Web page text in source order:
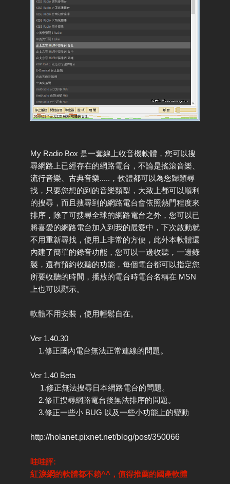
My Radio Box 是一套線上收音機軟體，您可以搜
尋網路上已經存在的網路電台，不論是搖滾音樂、
流行音樂、古典音樂.....，軟體都可以為您歸類尋
找，只要您想的到的音樂類型，大致上都可以順利
的搜尋，而且搜尋到的網路電台會依照熱門程度來
排序，除了可搜尋全球的網路電台之外，您可以已
將喜愛的網路電台加入到我的最愛中，下次啟動就
不用重新尋找，使用上非常的方便，此外本軟體還
內建了簡單的錄音功能，您可以一邊收聽，一邊錄
製，還有預約收聽的功能，每個電台都可以指定您
所要收聽的時間，播放的電台時電台名稱在 MSN
上也可以顯示。
軟體不用安裝，使用輕鬆自在。
Ver 1.40.30
1.修正國內電台無法正常連線的問題。
Ver 1.40 Beta
1.修正無法搜尋日本網路電台的問題。
2.修正搜尋網路電台後無法排序的問題。
3.修正一些小 BUG 以及一些小功能上的變動
http://holanet.pixnet.net/blog/post/350066
哇哇評:
紅淚網的軟體都不賴^^ ，值得推薦的國產軟體